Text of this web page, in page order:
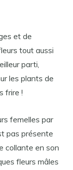
et de
tout aussi
parti,
les plants de
frire !
femelles par
pas présente
collante en son
fleurs mâles